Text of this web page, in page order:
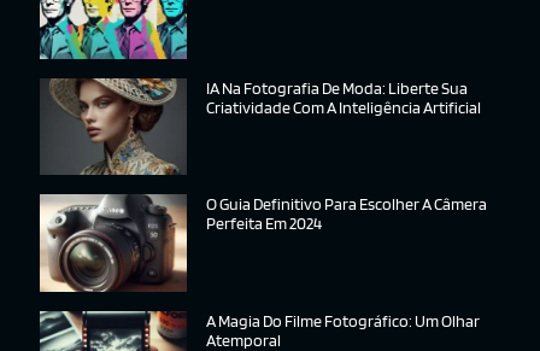
IA Na Fotografia De Moda: Liberte Sua
Criatividade Com A Inteligência Artificial
O Guia Definitivo Para Escolher A Câmera
Perfeita Em 2024
A Magia Do Filme Fotográfico: Um Olhar
Atemporal